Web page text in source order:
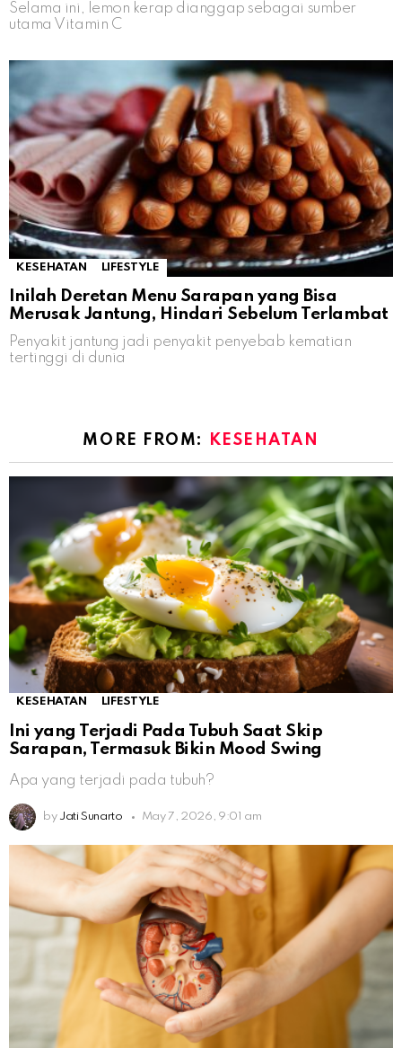
Selama ini, lemon kerap dianggap sebagai sumber
utama Vitamin C
KESEHATAN LIFESTYLE
Inilah Deretan Menu Sarapan yang Bisa
Merusak Jantung, Hindari Sebelum Terlambat
Penyakit jantung jadi penyakit penyebab kematian
tertinggi di dunia
MORE FROM: KESEHATAN
KESEHATAN LIFESTYLE
Ini yang Terjadi Pada Tubuh Saat Skip
Sarapan, Termasuk Bikin Mood Swing
Apa yang terjadi pada tubuh?
by Jati Sunarto May 7, 2026, 9:01 am